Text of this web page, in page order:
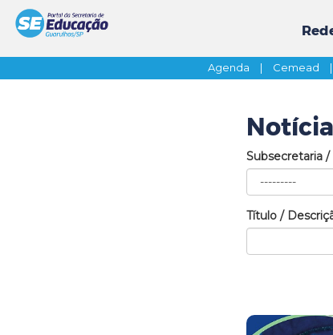
Agenda | Cemead |
Subsecretaria
Título /